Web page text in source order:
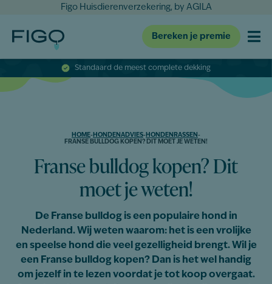
Figo Huisdierenverzekering, by AGILA
Bereken je premie
Standaard de meest complete dekking
HOME- HONDENADVIES- HONDENRASSEN -
FRANSE BULLDOG KOPEN? DIT MOET JE WETEN!
Franse bulldog kopen? Dit
moet je weten!
De Franse bulldog is een populaire hond in
Nederland. Wij weten waarom: het is een vrolijke
en speelse hond die veel gezelligheid brengt. Wil je
een Franse bulldog kopen? Dan is het wel handig
om jezelf in te lezen voordat je tot koop overgaat.